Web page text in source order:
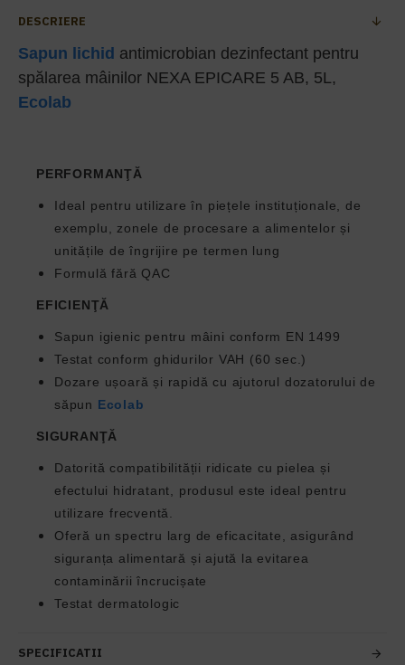
DESCRIERE
Sapun lichid antimicrobian dezinfectant pentru
spălarea mâinilor NEXA EPICARE 5 AB, 5L,
Ecolab
PERFORMANŢĂ
Ideal pentru utilizare în piețele instituționale, de
exemplu, zonele de procesare a alimentelor și
unitățile de îngrijire pe termen lung
Formulă fără QAC
EFICIENŢĂ
Sapun igienic pentru mâini conform EN 1499
Testat conform ghidurilor VAH (60 sec.)
Dozare ușoară și rapidă cu ajutorul dozatorului de
săpun Ecolab
SIGURANŢĂ
Datorită compatibilității ridicate cu pielea și
efectului hidratant, produsul este ideal pentru
utilizare frecventă.
Oferă un spectru larg de eficacitate, asigurând
siguranța alimentară și ajută la evitarea
contaminării încrucișate
Testat dermatologic
SPECIFICATII